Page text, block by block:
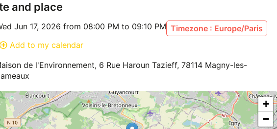
and place
Jun 17, 2026 from 08:00 PM to 09:10 PM Timezone : Europe/Paris
Add to my calendar
de l'Environnement, 6 Rue Haroun Tazieff, 78114 Magny-les-
+
−